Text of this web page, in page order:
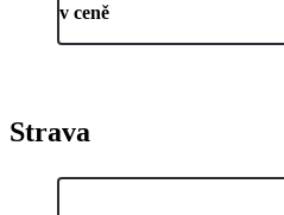
v ceně
Strava